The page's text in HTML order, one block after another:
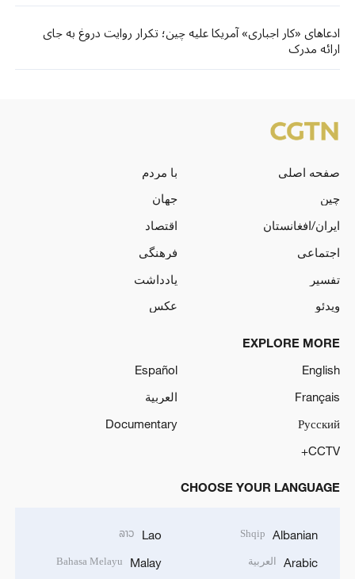
ادعاهای «کار اجباری» آمریکا علیه چین؛ تکرار روایت دروغ به جای
ارائه مدرک
صفحه اصلی
با مردم
چین
جهان
ایران/افغانستان
اقتصاد
اجتماعی
فرهنگی
تفسیر
یادداشت
ویدئو
عکس
EXPLORE MORE
English
Español
Français
العربية
Русский
Documentary
CCTV+
CHOOSE YOUR LANGUAGE
Albanian
Shqip
Arabic العربية
Lao
ລາວ
Malay
Bahasa Melayu